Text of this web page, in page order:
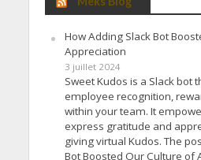
How Adding Slack Bot
Appreciation
3 juillet 2024
Sweet Kudos is a Slack bot
employee recognition,
within your team. It
express gratitude and
giving virtual Kudos. The
Bot Boosted Our Culture of